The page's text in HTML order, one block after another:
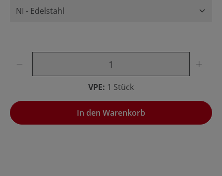
VPE: 1 Stück
In den Warenkorb